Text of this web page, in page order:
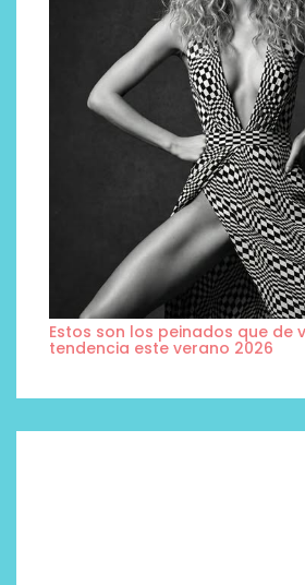
Estos son los peinados que de
tendencia este verano 2026